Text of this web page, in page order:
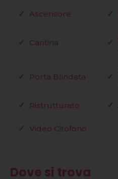
Ascensore
Cantina
Porta Blindata
Ristrutturato
Video Citofono
Dove si trova